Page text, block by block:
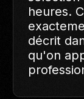
shooting
avec des